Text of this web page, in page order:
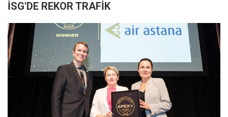
İSG'DE REKOR TRAFİK